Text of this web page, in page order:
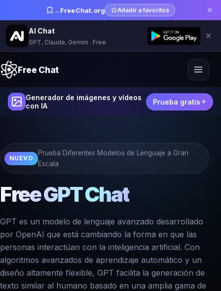
→ FreeChat.org Añadir a favoritos ✕
AI Chat
GPT, Claude, Gemini · Free
✕
Free Chat
Generador de imágenes y vídeos
con IA
Prueba gratis
NUEVO
Prueba Diferentes Modelos de Lenguaje a Gran
Escala
Free GPT Chat
GPT es un modelo de lenguaje avanzado desarrollado
por OpenAI que está cambiando la forma en que las
personas interactúan con la inteligencia artificial. Con
algoritmos avanzados de aprendizaje automático y un
diseño altamente flexible, GPT facilita la generación de
texto similar al humano basado en una amplia gama de